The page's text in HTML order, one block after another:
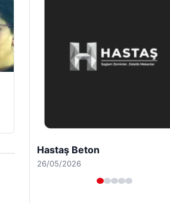
Enes Kaplan Avukatlık Bürosu
28/04/2026